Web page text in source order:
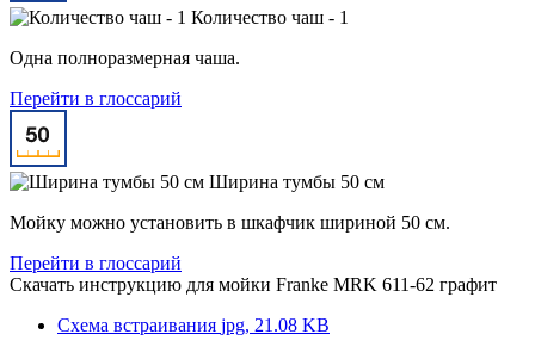
Количество чаш - 1
Одна полноразмерная чаша.
Перейти в глоссарий
Ширина тумбы 50 см
Мойку можно установить в шкафчик шириной 50 см.
Перейти в глоссарий
Скачать инструкцию для мойки Franke MRK 611-62 графит
Схема встраивания jpg, 21.08 KB